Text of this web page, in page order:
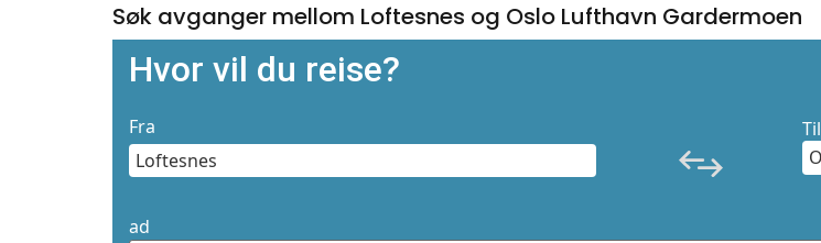
Søk avganger mellom Loftesnes og Oslo Lufthavn Gardermoen
Hvor vil du reise?
Fra Til
ad